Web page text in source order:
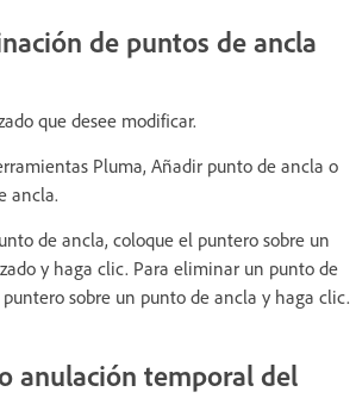
de puntos de ancla
que desee modificar.
Pluma, Añadir punto de ancla o
ancla.
de ancla, coloque el puntero sobre un
y haga clic. Para eliminar un punto de
sobre un punto de ancla y haga clic.
anulación temporal del